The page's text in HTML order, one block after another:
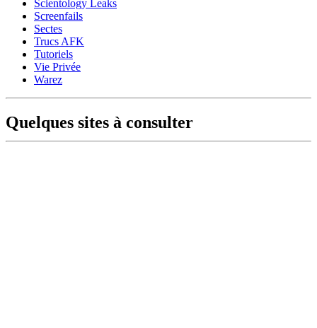
Scientology Leaks
Screenfails
Sectes
Trucs AFK
Tutoriels
Vie Privée
Warez
Quelques sites à consulter